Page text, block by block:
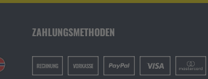
ZAHLUNGSMETHODEN